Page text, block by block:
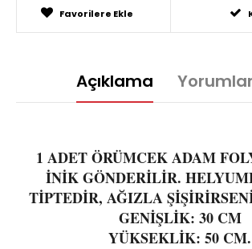
Favorilere Ekle
Açıklama
1 ADET ÖRÜMCEK ADAM
İNİK GÖNDERİLİR.
TİPTEDİR, AĞIZLA
GENİŞLİK: 30 CM
YÜKSEKLİK: 50 CM.